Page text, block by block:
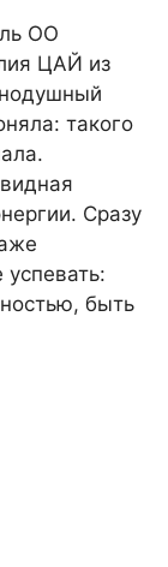
ОО
ЦАЙ из
такого
Сразу
быть